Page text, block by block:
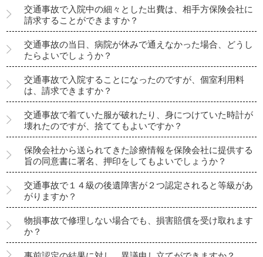
交通事故で入院中の細々とした出費は、相手方保険会社に
請求することができますか？
交通事故の当日、病院が休みで通えなかった場合、どうし
たらよいでしょうか？
交通事故で入院することになったのですが、個室利用料
は、請求できますか？
交通事故で着ていた服が破れたり、身につけていた時計が
壊れたのですが、捨ててもよいですか？
保険会社から送られてきた診療情報を保険会社に提供する
旨の同意書に署名、押印をしてもよいでしょうか？
交通事故で１４級の後遺障害が２つ認定されると等級があ
がりますか？
物損事故で修理しない場合でも、損害賠償を受け取れます
か？